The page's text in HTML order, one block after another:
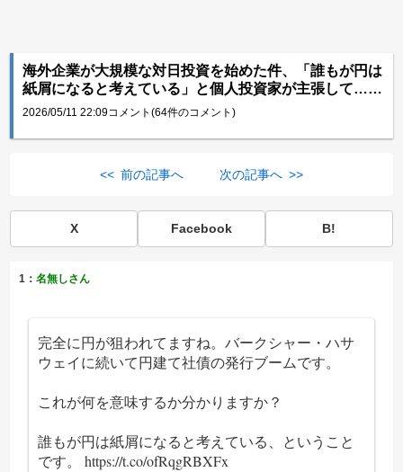
海外企業が大規模な対日投資を始めた件、「誰もが円は
紙屑になると考えている」と個人投資家が主張して……
2026/05/11 22:09コメント(64件のコメント)
<< 前の記事へ 次の記事へ >>
X Facebook B!
1：名無しさん
完全に円が狙われてますね。バークシャー・ハサ
ウェイに続いて円建て社債の発行ブームです。
これが何を意味するか分かりますか？
誰もが円は紙屑になると考えている、ということ
です。https://t.co/ofRqgRBXFx